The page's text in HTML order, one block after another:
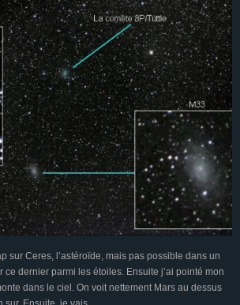
sur Ceres, l’astéroïde, mais pas possible dans un
ce dernier parmi les étoiles. Ensuite j’ai pointé mon
dans le ciel. On voit nettement Mars au dessus